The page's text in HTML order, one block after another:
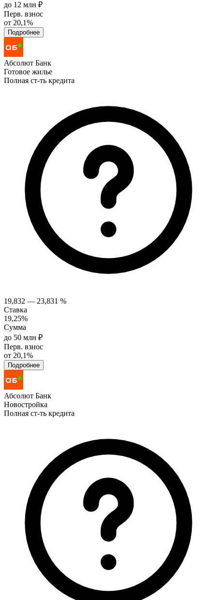
до 12 млн ₽
Перв. взнос
от 20,1%
Подробнее
Абсолют Банк
Готовое жилье
Полная ст-ть кредита
19,832 — 23,831 %
Ставка
19,25%
Сумма
до 50 млн ₽
Перв. взнос
от 20,1%
Подробнее
Абсолют Банк
Новостройка
Полная ст-ть кредита